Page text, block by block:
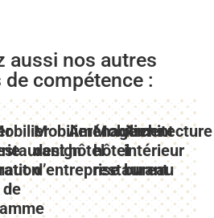
aussi nos autres
compétence :
de
Mobilier
design
d’entreprise
Aménagement
hôtel
Mobilier
hôtel
restaurant
Architecture
intérieur
bureau